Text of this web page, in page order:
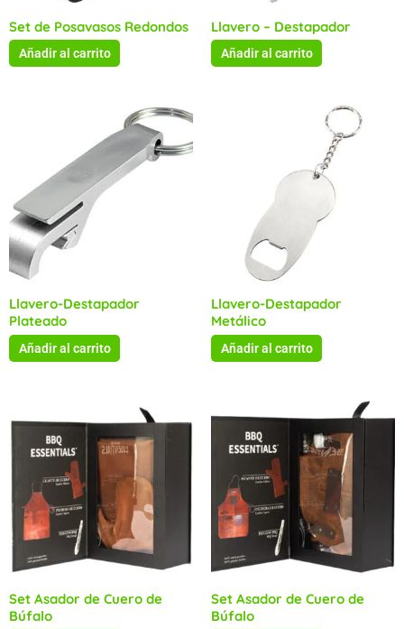
Set de Posavasos Redondos
Añadir al carrito
Llavero – Destapador
Añadir al carrito
Llavero-Destapador
Plateado
Añadir al carrito
Llavero-Destapador
Metálico
Añadir al carrito
Set Asador de Cuero de
Búfalo
Set Asador de Cuero de
Búfalo